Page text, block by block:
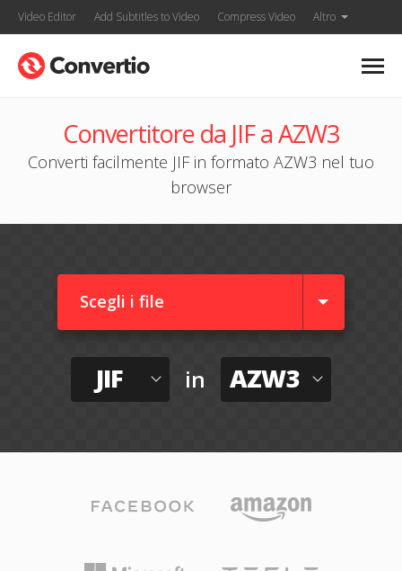
Video Editor Add Subtitles to Video Compress Video Altro
Convertitore da JIF a AZW3
Converti facilmente JIF in formato AZW3 nel tuo
browser
Scegli i file
JIF in AZW3